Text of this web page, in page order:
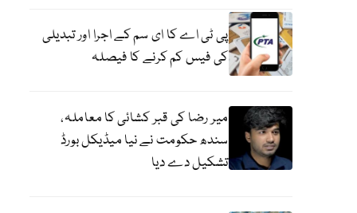
پی ٹی اے کا ای سم کے اجرا اور تبدیلی
کی فیس کم کرنے کا فیصلہ
میر رضا کی قبر کشائی کا معاملہ،
سندھ حکومت نے نیا میڈیکل بورڈ
تشکیل دے دیا